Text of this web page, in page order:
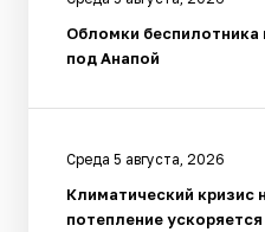
Обломки
под Анапой
Среда 5 августа, 2026
Климатический кризис
потепление